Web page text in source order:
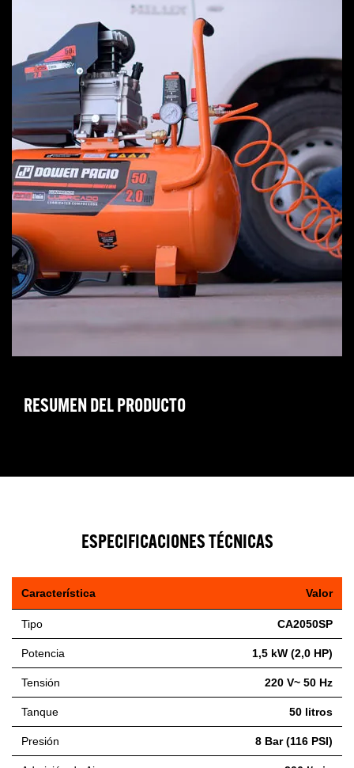
RESUMEN DEL PRODUCTO
ESPECIFICACIONES TÉCNICAS
Característica Valor
Tipo CA2050SP
Potencia 1,5 kW (2,0 HP)
Tensión 220 V~ 50 Hz
Tanque 50 litros
Presión 8 Bar (116 PSI)